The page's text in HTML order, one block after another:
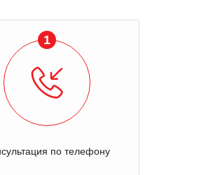
1
по телефону